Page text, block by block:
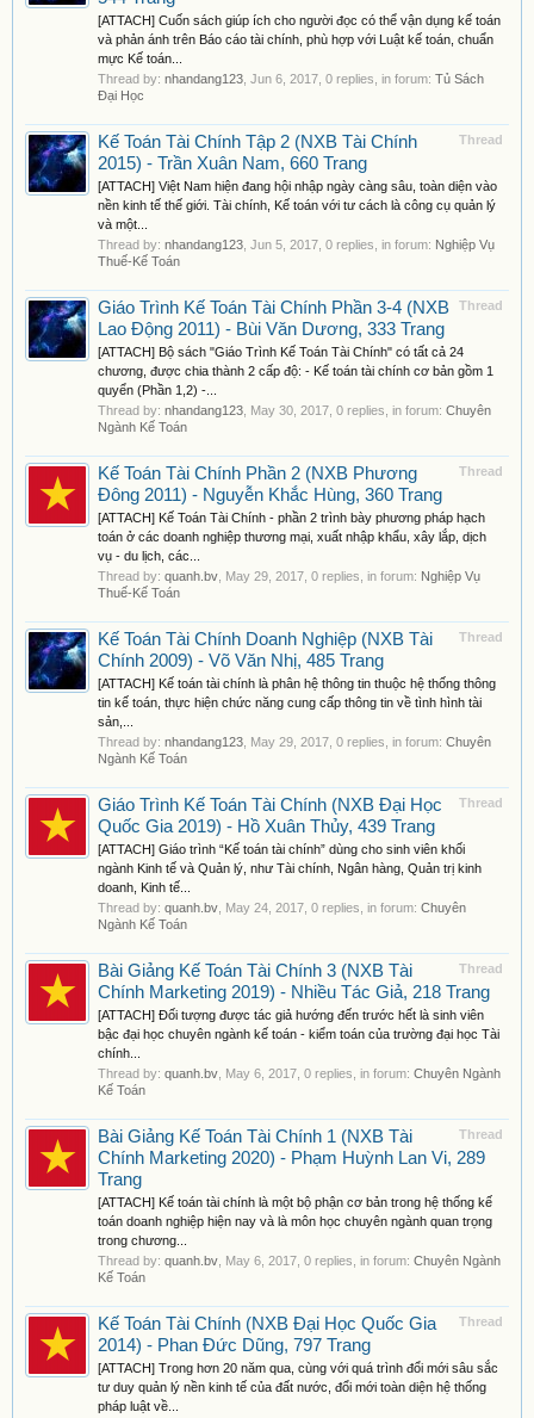
[ATTACH] Cuốn sách giúp ích cho người đọc có thể vận dụng kế toán
và phản ánh trên Báo cáo tài chính, phù hợp với Luật kế toán, chuẩn
mực Kế toán...
Thread by: nhandang123 Jun 6, 2017 , 0 replies, in forum: Tủ Sách
Đại Học
Thread
Kế Toán Tài Chính Tập 2 (NXB Tài Chính
2015) - Trần Xuân Nam, 660 Trang
[ATTACH] Việt Nam hiện đang hội nhập ngày càng sâu, toàn diện vào
nền kinh tế thế giới. Tài chính, Kế toán với tư cách là công cụ quản lý
và một...
Thread by: nhandang123 Jun 5, 2017 , 0 replies, in forum: Nghiệp Vụ
Thuế-Kế Toán
Thread
Giáo Trình Kế Toán Tài Chính Phần 3-4 (NXB
Lao Động 2011) - Bùi Văn Dương, 333 Trang
[ATTACH] Bộ sách "Giáo Trình Kế Toán Tài Chính" có tất cả 24
chương, được chia thành 2 cấp độ: - Kế toán tài chính cơ bản gồm 1
quyển (Phần 1,2) -...
Thread by: nhandang123 May 30, 2017 , 0 replies, in forum: Chuyên
Ngành Kế Toán
Thread
Kế Toán Tài Chính Phần 2 (NXB Phương
Đông 2011) - Nguyễn Khắc Hùng, 360 Trang
[ATTACH] Kế Toán Tài Chính - phần 2 trình bày phương pháp hạch
toán ở các doanh nghiệp thương mại, xuất nhập khẩu, xây lắp, dịch
vụ - du lịch, các...
Thread by: quanh.bv May 29, 2017 , 0 replies, in forum: Nghiệp Vụ
Thuế-Kế Toán
Thread
Kế Toán Tài Chính Doanh Nghiệp (NXB Tài
Chính 2009) - Võ Văn Nhị, 485 Trang
[ATTACH] Kế toán tài chính là phân hệ thông tin thuộc hệ thống thông
tin kế toán, thực hiện chức năng cung cấp thông tin về tình hình tài
sản,...
Thread by: nhandang123 May 29, 2017 , 0 replies, in forum: Chuyên
Ngành Kế Toán
Thread
Giáo Trình Kế Toán Tài Chính (NXB Đại Học
Quốc Gia 2019) - Hồ Xuân Thủy, 439 Trang
[ATTACH] Giáo trình “Kế toán tài chính” dùng cho sinh viên khối
ngành Kinh tế và Quản lý, như Tài chính, Ngân hàng, Quản trị kinh
doanh, Kinh tế...
Thread by: quanh.bv May 24, 2017 , 0 replies, in forum: Chuyên
Ngành Kế Toán
Thread
Bài Giảng Kế Toán Tài Chính 3 (NXB Tài
Chính Marketing 2019) - Nhiều Tác Giả, 218 Trang
[ATTACH] Đối tượng được tác giả hướng đến trước hết là sinh viên
bậc đại học chuyên ngành kế toán - kiểm toán của trường đại học Tài
chính...
Thread by: quanh.bv May 6, 2017 , 0 replies, in forum: Chuyên Ngành
Kế Toán
Thread
Bài Giảng Kế Toán Tài Chính 1 (NXB Tài
Chính Marketing 2020) - Phạm Huỳnh Lan Vi, 289
Trang
[ATTACH] Kế toán tài chính là một bộ phận cơ bản trong hệ thống kế
toán doanh nghiệp hiện nay và là môn học chuyên ngành quan trọng
trong chương...
Thread by: quanh.bv May 6, 2017 , 0 replies, in forum: Chuyên Ngành
Kế Toán
Thread
Kế Toán Tài Chính (NXB Đại Học Quốc Gia
2014) - Phan Đức Dũng, 797 Trang
[ATTACH] Trong hơn 20 năm qua, cùng với quá trình đổi mới sâu sắc
tư duy quản lý nền kinh tế của đất nước, đổi mới toàn diện hệ thống
pháp luật về...